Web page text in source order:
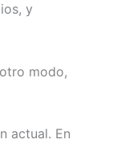
y
modo,
actual. En